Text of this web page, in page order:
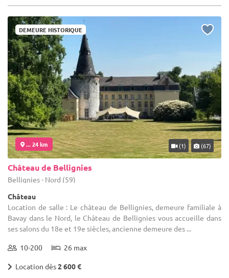
DEMEURE HISTORIQUE
... 24 km (1) (67)
Château de Bellignies
Bellignies - Nord (59)
Château
Location de salle : Le château de Bellignies, demeure familiale à
Bavay dans le Nord, le Château de Bellignies vous accueille dans
ses salons du 18e et 19e siècles, ancienne demeure des ...
10-200 26 max
Location dès2 600 €